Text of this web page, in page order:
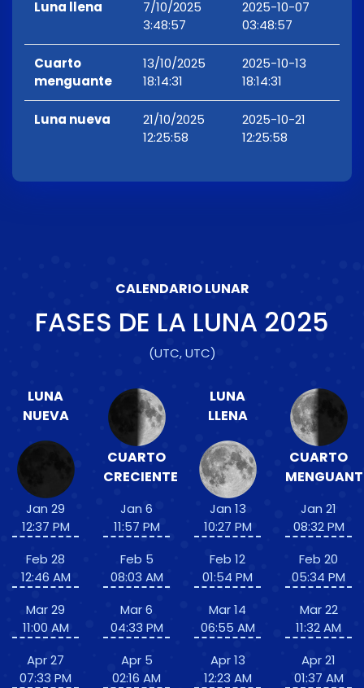
Luna llena
7/10/2025
3:48:57
2025-10-07
03:48:57
Cuarto
menguante
13/10/2025
18:14:31
2025-10-13
18:14:31
Luna nueva
21/10/2025
12:25:58
2025-10-21
12:25:58
CALENDARIO LUNAR
FASES DE LA LUNA 2025
(UTC, UTC)
LUNA
NUEVA
Jan 29
12:37 PM
Feb 28
12:46 AM
Mar 29
11:00 AM
Apr 27
07:33 PM
CUARTO
CRECIENTE
Jan 6
11:57 PM
Feb 5
08:03 AM
Mar 6
04:33 PM
Apr 5
02:16 AM
LUNA
LLENA
Jan 13
10:27 PM
Feb 12
01:54 PM
Mar 14
06:55 AM
Apr 13
12:23 AM
CUARTO
Jan 21
08:32 PM
Feb 20
05:34 PM
Mar 22
11:32 AM
Apr 21
01:37 AM